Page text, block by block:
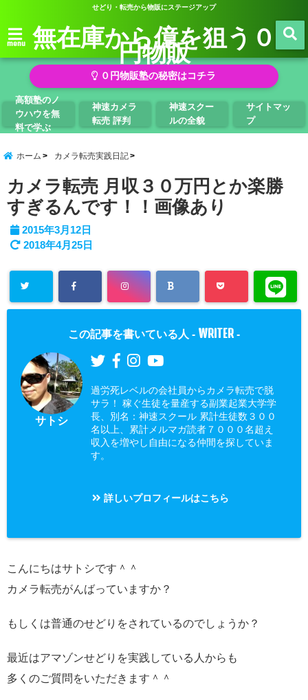
せどり・転売から物販にステージアップ
menu 無在庫から億を狙う０
円物販
０円物販塾の秘密はコチラ
高額塾のノ
ウハウを無
料で学ぶ
神速カメラ
転売 評判
神速スクー
ルの全貌
サイトマッ
プ
ホーム カメラ転売実践日記
カメラ転売 月収３０万円とか楽勝
すぎるんです！！画像あり
2015年3月12日
2018年4月25日
この記事を書いている人 - WRITER -
サトシ
過労死レベルの会社員からカメラ転売で脱
サラ！ 稼ぐ生徒を量産する副業起業大学学
長、別名：神速スクール 累計生徒数３００
名以上、累計メルマガ読者７０００名超え
収入を増やし自由になる仲間を探していま
す。
詳しいプロフィールはこちら
こんにちはサトシです＾＾
カメラ転売がんばっていますか？
もしくは普通のせどりをされているのでしょうか？
最近はアマゾンせどりを実践している人からも
多くのご質問をいただきます＾＾